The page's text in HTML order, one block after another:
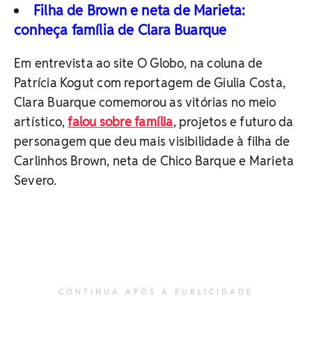
Filha de Brown e neta de Marieta:
conheça família de Clara Buarque
Em entrevista ao site O Globo, na coluna de
Patrícia Kogut com reportagem de Giulia Costa,
Clara Buarque comemorou as vitórias no meio
artístico,falou sobre família, projetos e futuro da
personagem que deu mais visibilidade à filha de
Carlinhos Brown, neta de Chico Barque e Marieta
Severo.
CONTINUA APÓS A PUBLICIDADE